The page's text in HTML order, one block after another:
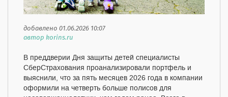
добавлено 01.06.2026 10:07
автор korins.ru
В преддверии Дня защиты детей специалисты
СберСтрахования проанализировали портфель и
выяснили, что за пять месяцев 2026 года в компании
оформили на четверть больше полисов для